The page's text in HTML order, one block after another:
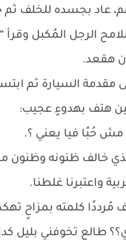
عاد بجسده للخلف
الرجل المُكبل وقرأ
هقعد.
السيارة ثم
هتف بهدوءٍ عجيب:
مش حُبًا فيا يعني ؟.
خالف ظنونه وظنون
واعتبرنا غلطنا.
مُرددًا كلمته بمزاحٍ
طالع تخوفني بليل